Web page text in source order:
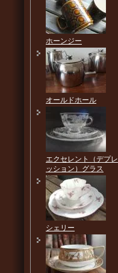
ホーンジー
オールドホール
エクセレント（デプレ
ッション）グラス
シェリー